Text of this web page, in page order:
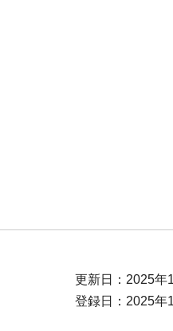
更新日：2025年
登録日：2025年